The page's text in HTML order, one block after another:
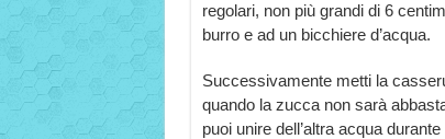
regolari, non più grandi di 6
burro e ad un bicchiere d’acqua.
Successivamente metti la
quando la zucca non sarà
puoi unire dell’altra acqua